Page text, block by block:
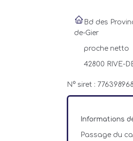
Bd des
de-Gier
proche netto
42800 RIVE-
N° siret :
Informations
Passage du